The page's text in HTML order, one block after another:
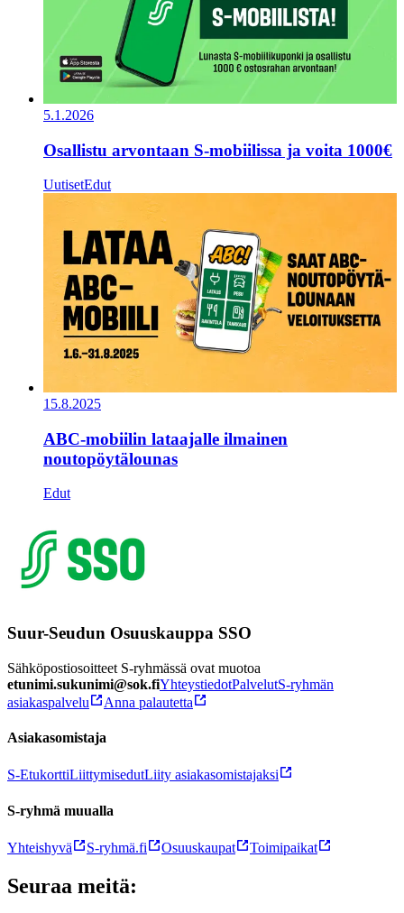
5.1.2026
Osallistu arvontaan S-mobiilissa ja voita 1000€
UutisetEdut
15.8.2025
ABC-mobiilin lataajalle ilmainen
noutopöytälounas
Edut
Suur-Seudun Osuuskauppa SSO
Sähköpostiosoitteet S-ryhmässä ovat muotoa
etunimi.sukunimi@sok.fiYhteystiedotPalvelutS-ryhmän
asiakaspalvelu
Anna palautetta
Asiakasomistaja
S-EtukorttiLiittymisedutLiity asiakasomistajaksi
S-ryhmä muualla
Yhteishyvä S-ryhmä.fi Osuuskaupat Toimipaikat
Seuraa meitä: